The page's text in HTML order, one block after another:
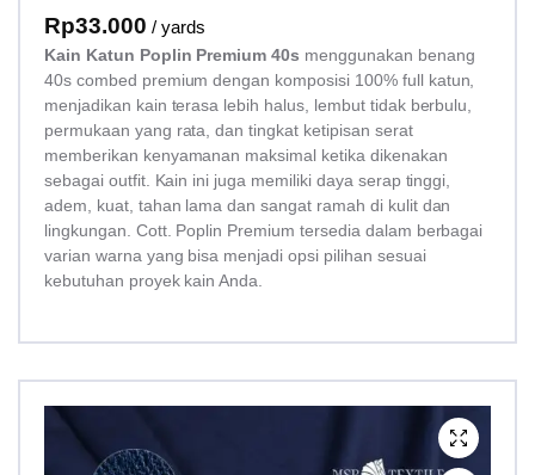
Rp33.000 / yards
Kain Katun Poplin Premium 40s menggunakan benang
40s combed premium dengan komposisi 100% full katun,
menjadikan kain terasa lebih halus, lembut tidak berbulu,
permukaan yang rata, dan tingkat ketipisan serat
memberikan kenyamanan maksimal ketika dikenakan
sebagai outfit. Kain ini juga memiliki daya serap tinggi,
adem, kuat, tahan lama dan sangat ramah di kulit dan
lingkungan. Cott. Poplin Premium tersedia dalam berbagai
varian warna yang bisa menjadi opsi pilihan sesuai
kebutuhan proyek kain Anda.